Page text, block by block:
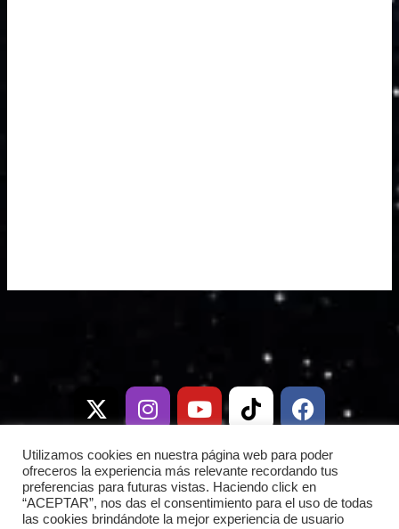
t
w
i
t
t
e
n
s
t
a
g
r
a
o
u
t
u
b
e
i
k
o
k
F
a
c
e
b
o
o
k
e
l
e
g
r
a
m
h
a
t
s
a
p
p
D
i
s
o
r
d
Utilizamos cookies en nuestra página web para poder
ofreceros la experiencia más relevante recordando tus
preferencias para futuras vistas. Haciendo click en
“ACEPTAR”, nos das el consentimiento para el uso de todas
las cookies brindándote la mejor experiencia de usuario